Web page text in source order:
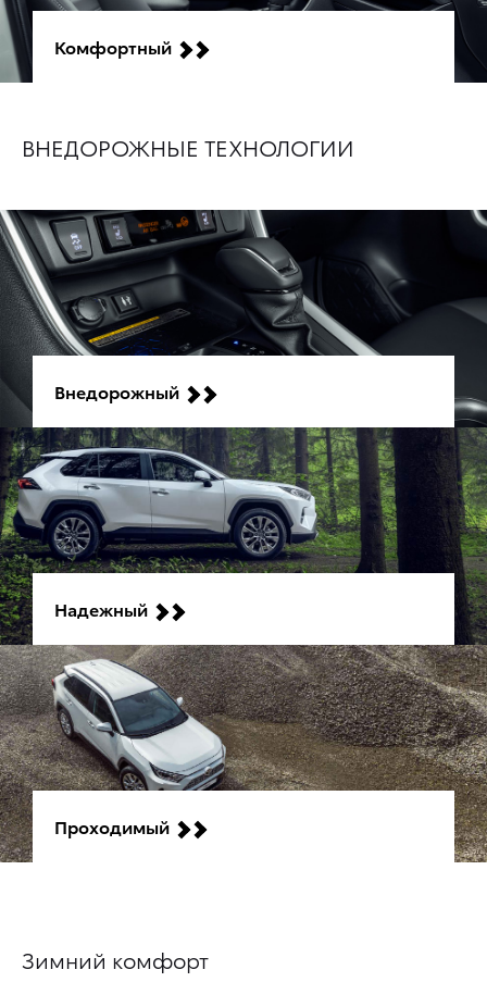
Комфортный
ВНЕДОРОЖНЫЕ ТЕХНОЛОГИИ
Внедорожный
Надежный
Проходимый
Зимний комфорт